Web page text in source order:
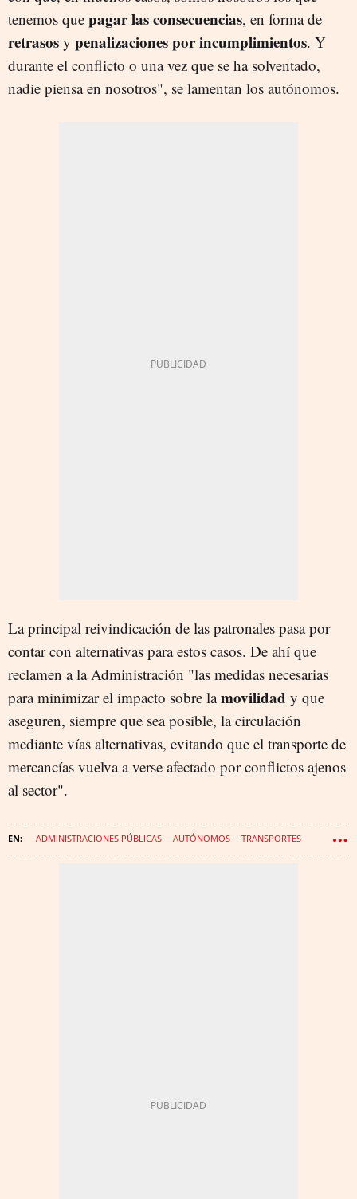
tenemos que pagar las consecuencias, en forma de
retrasos y penalizaciones por incumplimientos. Y
durante el conflicto o una vez que se ha solventado,
nadie piensa en nosotros", se lamentan los autónomos.
La principal reivindicación de las patronales pasa por
contar con alternativas para estos casos. De ahí que
reclamen a la Administración "las medidas necesarias
para minimizar el impacto sobre lamovilidad y que
aseguren, siempre que sea posible, la circulación
mediante vías alternativas, evitando que el transporte de
mercancías vuelva a verse afectado por conflictos ajenos
al sector".
ADMINISTRACIONES PÚBLICAS AUTÓNOMOS TRANSPORTES